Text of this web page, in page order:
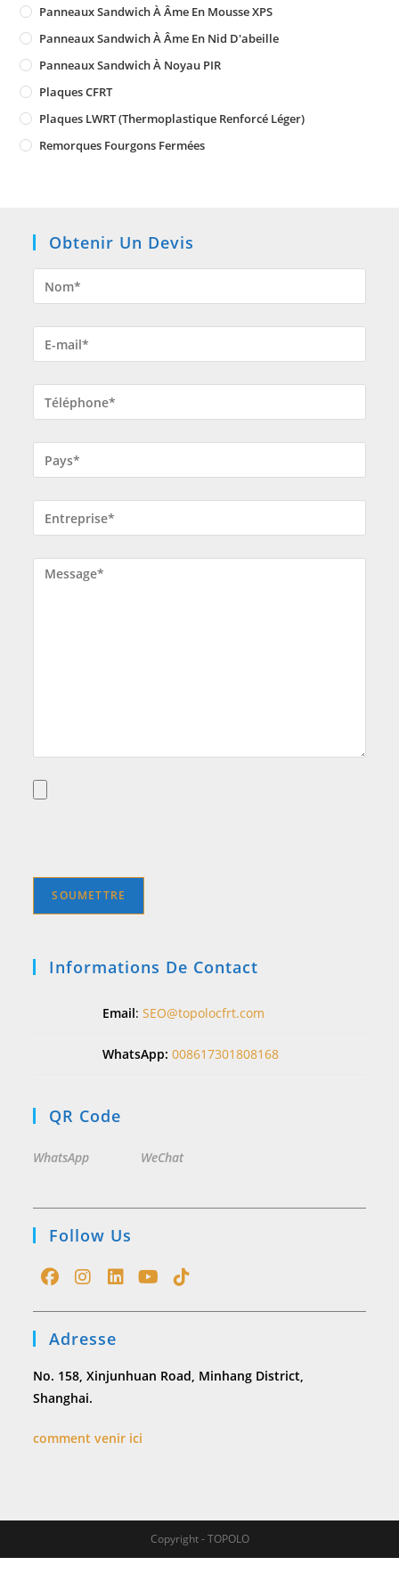
Panneaux Sandwich À Âme En Mousse XPS
Panneaux Sandwich À Âme En Nid D'abeille
Panneaux Sandwich À Noyau PIR
Plaques CFRT
Plaques LWRT (Thermoplastique Renforcé Léger)
Remorques Fourgons Fermées
Obtenir Un Devis
Informations De Contact
Email:SEO@topolocfrt.com
WhatsApp:008617301808168
QR Code
WhatsApp WeChat
Follow Us
new
tab
a
new
tab
a
new
new new
Adresse
No. 158, Xinjunhuan Road, Minhang District,
Shanghai.
comment venir ici
Copyright - TOPOLO